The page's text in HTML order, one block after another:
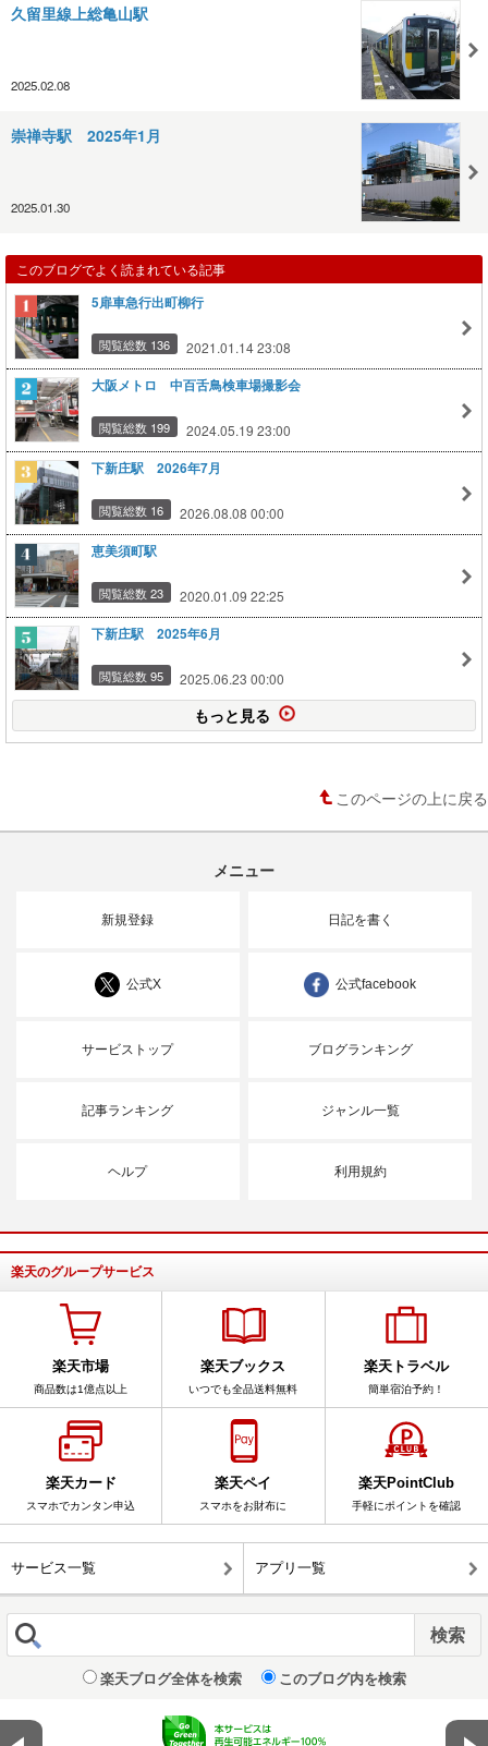
久留里線上総亀山駅
2025.02.08
崇禅寺駅 2025年1月
2025.01.30
このブログでよく読まれている記事
5扉車急行出町柳行
閲覧総数 136 2021.01.14 23:08
大阪メトロ 中百舌鳥検車場撮影会
閲覧総数 199 2024.05.19 23:00
下新庄駅 2026年7月
閲覧総数 16 2026.08.08 00:00
恵美須町駅
閲覧総数 23 2020.01.09 22:25
下新庄駅 2025年6月
閲覧総数 95 2025.06.23 00:00
もっと見る
このページの上に戻る
メニュー
新規登録 日記を書く
公式X 公式facebook
サービストップ ブログランキング
記事ランキング ジャンル一覧
ヘルプ 利用規約
楽天のグループサービス
楽天市場
商品数は1億点以上
楽天ブックス
いつでも全品送料無料
楽天トラベル
簡単宿泊予約！
楽天カード
スマホでカンタン申込
楽天ペイ
スマホをお財布に
楽天PointClub
手軽にポイントを確認
サービス一覧 アプリ一覧
楽天ブログ全体を検索 このブログ内を検索